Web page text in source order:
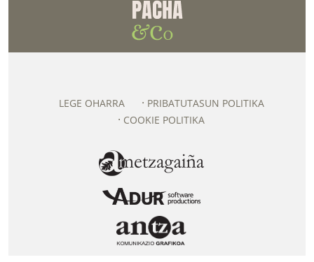
LEGE OHARRA
PRIBATUTASUN POLITIKA
COOKIE POLITIKA